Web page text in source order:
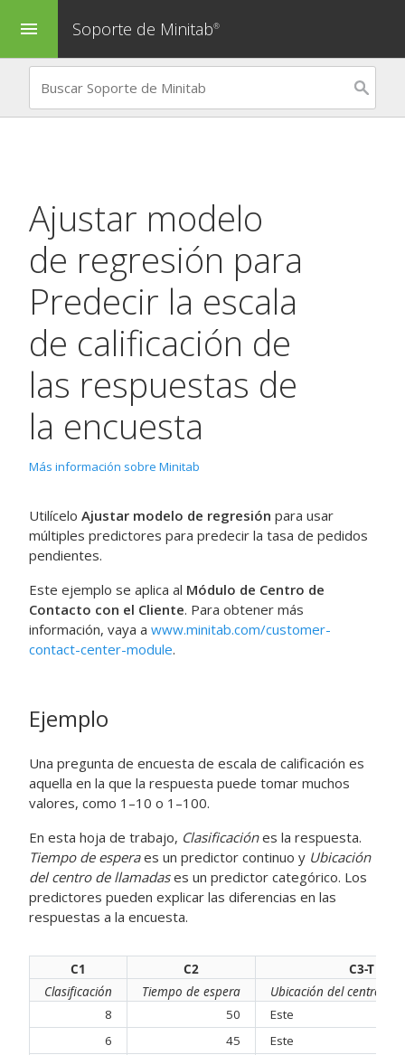
menu Soporte de Minitab®
Ajustar modelo
de regresión para
Predecir la escala
de calificación de
las respuestas de
la encuesta
Más información sobre Minitab
Utilícelo Ajustar modelo de regresión para usar
múltiples predictores para predecir la tasa de pedidos
pendientes.
Este ejemplo se aplica al Módulo de Centro de
Contacto con el Cliente. Para obtener más
información, vaya a www.minitab.com/customer-
contact-center-module.
Ejemplo
Una pregunta de encuesta de escala de calificación es
aquella en la que la respuesta puede tomar muchos
valores, como 1–10 o 1–100.
En esta hoja de trabajo, Clasificaciónes la respuesta.
Tiempo de esperaes un predictor continuo y Ubicación
del centro de llamadases un predictor categórico. Los
predictores pueden explicar las diferencias en las
respuestas a la encuesta.
C1 C2
C3-T
Clasificación
Tiempo de espera
Ubicación del centro de
8
50
Este
6
45
Este